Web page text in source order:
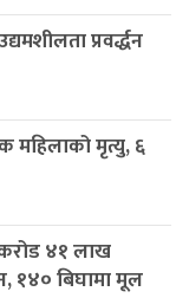
प्रवर्द्धन
महिलाको मृत्यु, ६
करोड ४१ लाख
१४० बिघामा मूल